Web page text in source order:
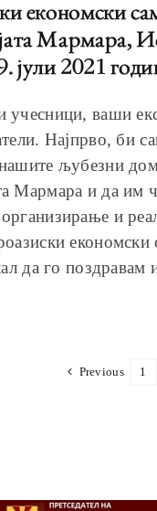
економски
Мармарa,
јули 2021
учесници, ваши
Најпрво, би
љубезни
Мармара и да им
и
економски
да го поздравам
Previous 1